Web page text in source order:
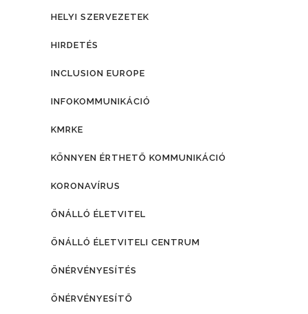
HELYI SZERVEZETEK
HIRDETÉS
INCLUSION EUROPE
INFOKOMMUNIKÁCIÓ
KMRKE
KÖNNYEN ÉRTHETŐ KOMMUNIKÁCIÓ
KORONAVÍRUS
ÖNÁLLÓ ÉLETVITEL
ÖNÁLLÓ ÉLETVITELI CENTRUM
ÖNÉRVÉNYESÍTÉS
ÖNÉRVÉNYESÍTŐ